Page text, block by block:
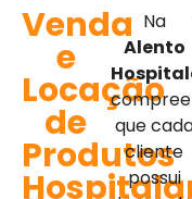
Venda
e
Locação
de
Produtos
Na
Alento
que
cliente
possui